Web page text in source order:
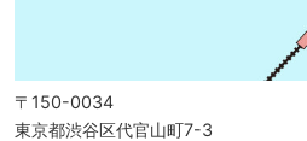
〒150-0034
東京都渋谷区代官山町7-3